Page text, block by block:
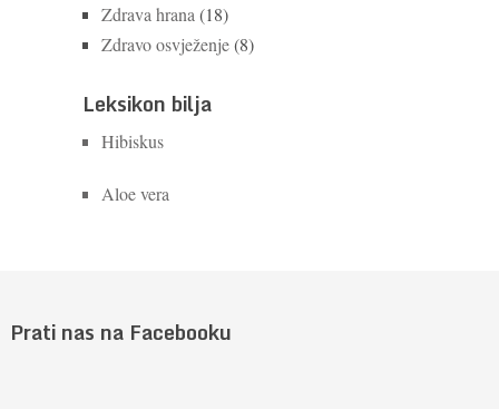
Zdrava hrana (18)
Zdravo osvježenje(8)
Leksikon bilja
Hibiskus
Aloe vera
Prati nas na Facebooku